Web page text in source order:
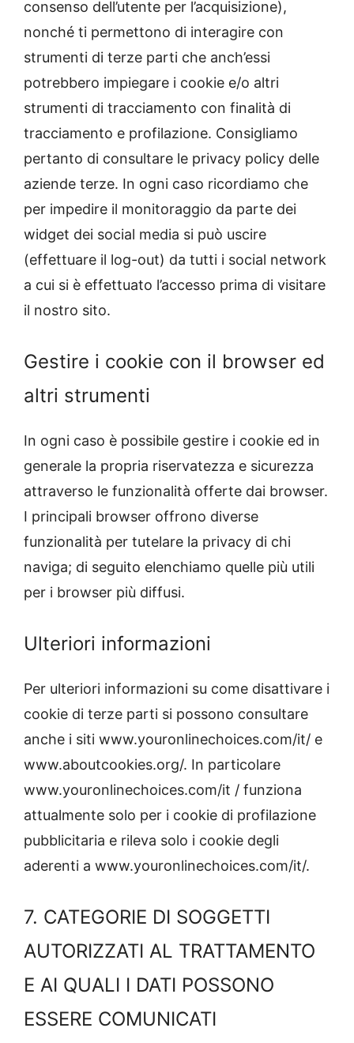
consenso dell’utente per l’acquisizione),
nonché ti permettono di interagire con
strumenti di terze parti che anch’essi
potrebbero impiegare i cookie e/o altri
strumenti di tracciamento con finalità di
tracciamento e profilazione. Consigliamo
pertanto di consultare le privacy policy delle
aziende terze. In ogni caso ricordiamo che
per impedire il monitoraggio da parte dei
widget dei social media si può uscire
(effettuare il log-out) da tutti i social network
a cui si è effettuato l’accesso prima di visitare
il nostro sito.
Gestire i cookie con il browser ed
altri strumenti
In ogni caso è possibile gestire i cookie ed in
generale la propria riservatezza e sicurezza
attraverso le funzionalità offerte dai browser.
I principali browser offrono diverse
funzionalità per tutelare la privacy di chi
naviga; di seguito elenchiamo quelle più utili
per i browser più diffusi.
Ulteriori informazioni
Per ulteriori informazioni su come disattivare i
cookie di terze parti si possono consultare
anche i siti www.youronlinechoices.com/it/ e
www.aboutcookies.org/. In particolare
www.youronlinechoices.com/it / funziona
attualmente solo per i cookie di profilazione
pubblicitaria e rileva solo i cookie degli
aderenti a www.youronlinechoices.com/it/.
7. CATEGORIE DI SOGGETTI
AUTORIZZATI AL TRATTAMENTO
E AI QUALI I DATI POSSONO
ESSERE COMUNICATI